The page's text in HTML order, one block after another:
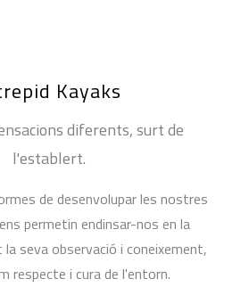
Kayaks
diferents, surt de
l'establert.
de desenvolupar les nostres
permetin endinsar-nos en la
seva observació i coneixement,
respecte i cura de l'entorn.